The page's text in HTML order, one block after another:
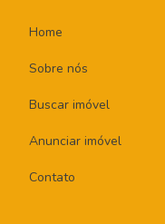
Home
Sobre nós
Buscar imóvel
Anunciar imóvel
Contato